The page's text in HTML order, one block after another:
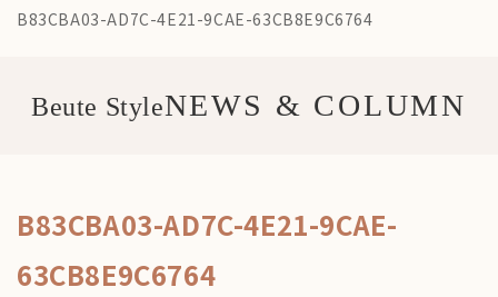
B83CBA03-AD7C-4E21-9CAE-63CB8E9C6764
Beute Style
B83CBA03-AD7C-4E21-9CAE-
63CB8E9C6764